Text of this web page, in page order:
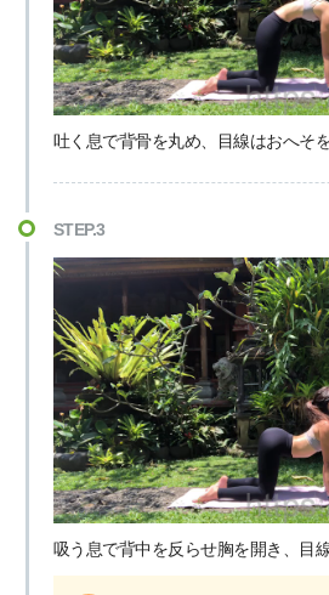
吐く息で背骨を丸め、目線はおへそ
STEP.3
吸う息で背中を反らせ胸を開き、目